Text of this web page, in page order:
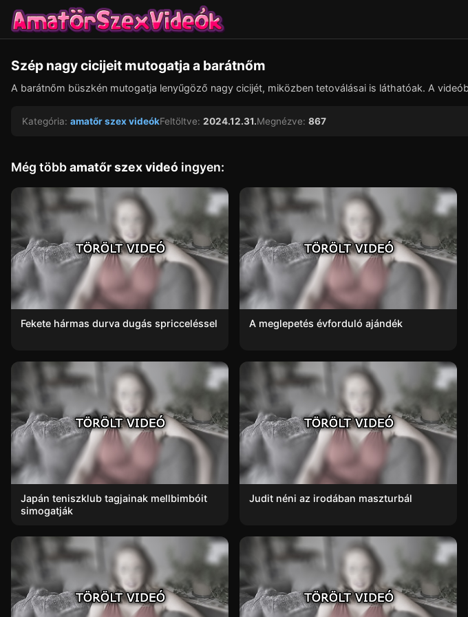
Szép nagy cicijeit mutogatja a barátnőm
A barátnőm büszkén mutogatja lenyűgöző nagy cicijét, miközben tetoválásai is láthatóak. A
Kategória: amatőr szex videókFeltöltve: 2024.12.31.Megnézve: 867
Még többamatőr szex videó ingyen:
Fekete hármas durva dugás spricceléssel A meglepetés évforduló ajándék
Japán teniszklub tagjainak mellbimbóit
simogatják
Judit néni az irodában maszturbál